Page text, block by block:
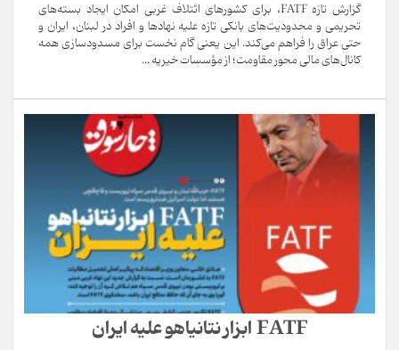
گزارش تازه FATF، برای کشورهای ائتلاف غربی امکان ایجاد بسته‌های
تحریمی و محدودیت‌های بانکی تازه علیه نهادها و افراد در لبنان، ایران و
حتی عراق را فراهم می‌کند. این یعنی گام نخست برای مسدودسازی همه
کانال‌های مالی محور مقاومت؛ از مؤسسات خیریه ...
FATF ابزار نتانیاهو علیه ایران